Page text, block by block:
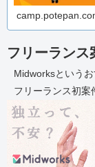
フリーランス
Midworksという
フリーランス初案